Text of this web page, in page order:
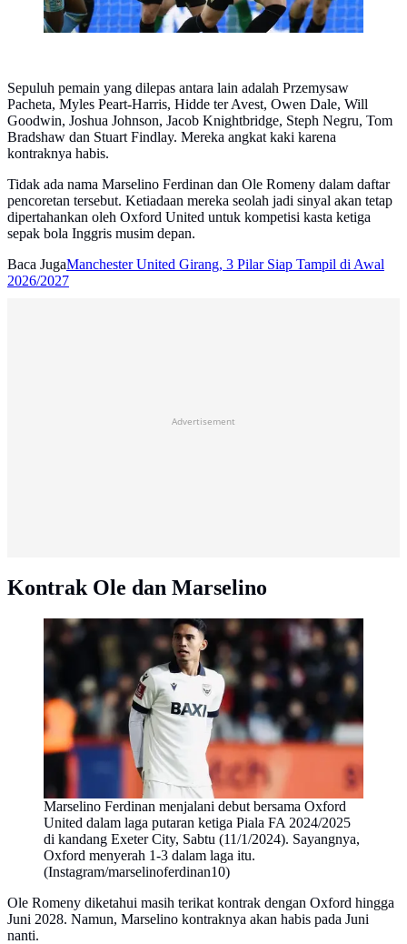
Sepuluh pemain yang dilepas antara lain adalah Przemysaw
Pacheta, Myles Peart-Harris, Hidde ter Avest, Owen Dale, Will
Goodwin, Joshua Johnson, Jacob Knightbridge, Steph Negru, Tom
Bradshaw dan Stuart Findlay. Mereka angkat kaki karena
kontraknya habis.
Tidak ada nama Marselino Ferdinan dan Ole Romeny dalam daftar
pencoretan tersebut. Ketiadaan mereka seolah jadi sinyal akan tetap
dipertahankan oleh Oxford United untuk kompetisi kasta ketiga
sepak bola Inggris musim depan.
Baca JugaManchester United Girang, 3 Pilar Siap Tampil di Awal
2026/2027
Advertisement
Kontrak Ole dan Marselino
Marselino Ferdinan menjalani debut bersama Oxford
United dalam laga putaran ketiga Piala FA 2024/2025
di kandang Exeter City, Sabtu (11/1/2024). Sayangnya,
Oxford menyerah 1-3 dalam laga itu.
(Instagram/marselinoferdinan10)
Ole Romeny diketahui masih terikat kontrak dengan Oxford hingga
Juni 2028. Namun, Marselino kontraknya akan habis pada Juni
nanti.